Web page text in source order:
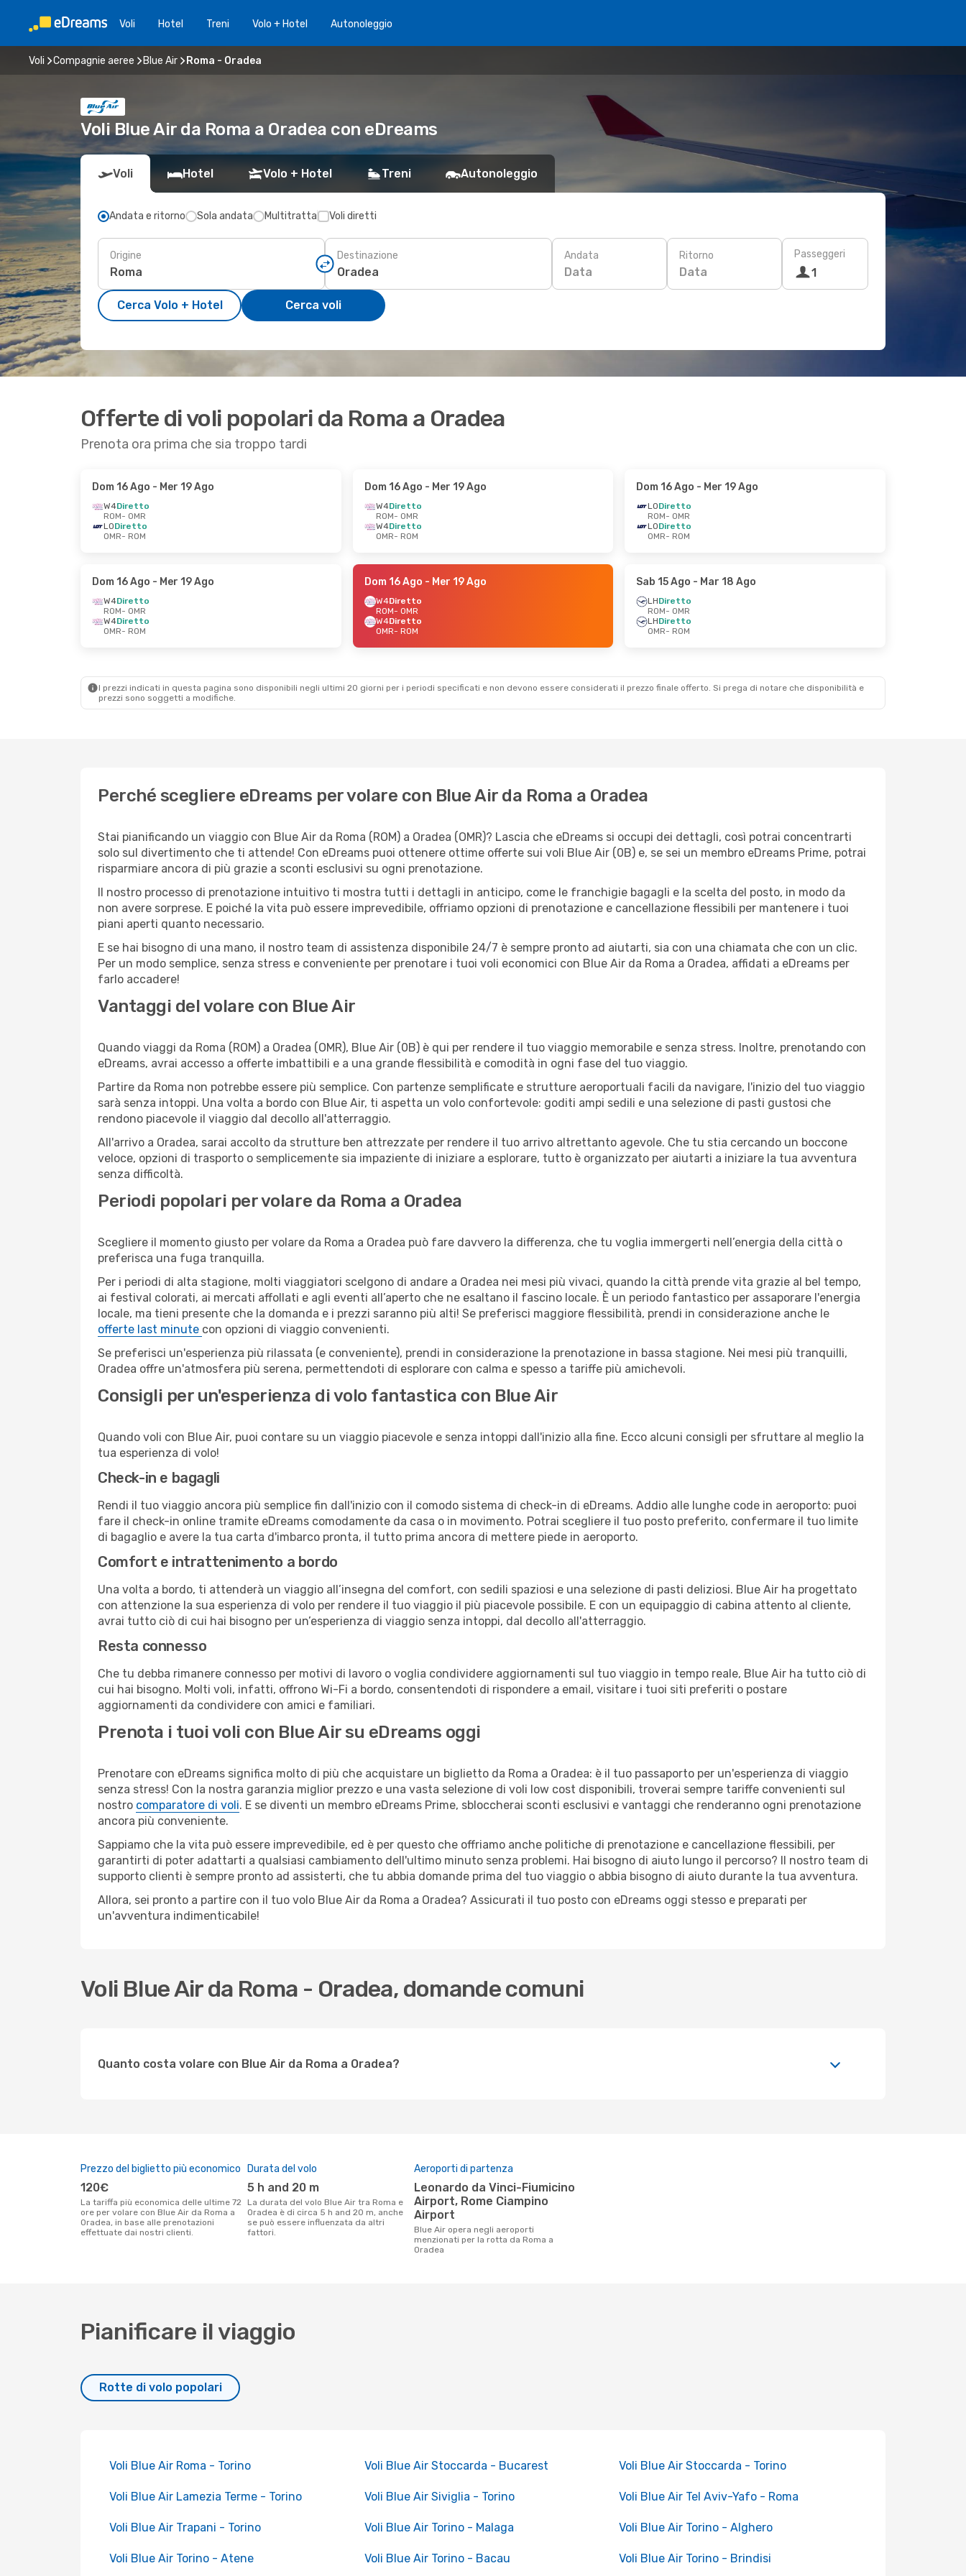
Voli Hotel Treni Volo + Hotel Autonoleggio
Voli Compagnie aeree Blue Air Roma - Oradea
Voli Blue Air da Roma a Oradea con eDreams
Voli Hotel Volo + Hotel Treni Autonoleggio
Andata e ritorno Sola andata Multitratta Voli diretti
Origine Destinazione Andata
Data
Ritorno
Data
Passeggeri
1
Cerca Volo + Hotel Cerca voli
Offerte di voli popolari da Roma a Oradea
Prenota ora prima che sia troppo tardi
Dom 16 Ago - Mer 19 Ago
W4Diretto
ROM- OMR
LODiretto
OMR- ROM
Dom 16 Ago - Mer 19 Ago
W4Diretto
ROM- OMR
W4Diretto
OMR- ROM
Dom 16 Ago - Mer 19 Ago
LODiretto
ROM- OMR
LODiretto
OMR- ROM
Dom 16 Ago - Mer 19 Ago
W4Diretto
ROM- OMR
W4Diretto
OMR- ROM
Dom 16 Ago - Mer 19 Ago
W4Diretto
ROM- OMR
W4Diretto
OMR- ROM
Sab 15 Ago - Mar 18 Ago
LHDiretto
ROM- OMR
LHDiretto
OMR- ROM
I prezzi indicati in questa pagina sono disponibili negli ultimi 20 giorni per i periodi specificati e non devono essere considerati il ​​prezzo finale offerto. Si prega di notare che disponibilità e
prezzi sono soggetti a modifiche.
Perché scegliere eDreams per volare con Blue Air da Roma a Oradea
Stai pianificando un viaggio con Blue Air da Roma (ROM) a Oradea (OMR)? Lascia che eDreams si occupi dei dettagli, così potrai concentrarti
solo sul divertimento che ti attende! Con eDreams puoi ottenere ottime offerte sui voli Blue Air (0B) e, se sei un membro eDreams Prime, potrai
risparmiare ancora di più grazie a sconti esclusivi su ogni prenotazione.
Il nostro processo di prenotazione intuitivo ti mostra tutti i dettagli in anticipo, come le franchigie bagagli e la scelta del posto, in modo da
non avere sorprese. E poiché la vita può essere imprevedibile, offriamo opzioni di prenotazione e cancellazione flessibili per mantenere i tuoi
piani aperti quanto necessario.
E se hai bisogno di una mano, il nostro team di assistenza disponibile 24/7 è sempre pronto ad aiutarti, sia con una chiamata che con un clic.
Per un modo semplice, senza stress e conveniente per prenotare i tuoi voli economici con Blue Air da Roma a Oradea, affidati a eDreams per
farlo accadere!
Vantaggi del volare con Blue Air
Quando viaggi da Roma (ROM) a Oradea (OMR), Blue Air (0B) è qui per rendere il tuo viaggio memorabile e senza stress. Inoltre, prenotando con
eDreams, avrai accesso a offerte imbattibili e a una grande flessibilità e comodità in ogni fase del tuo viaggio.
Partire da Roma non potrebbe essere più semplice. Con partenze semplificate e strutture aeroportuali facili da navigare, l'inizio del tuo viaggio
sarà senza intoppi. Una volta a bordo con Blue Air, ti aspetta un volo confortevole: goditi ampi sedili e una selezione di pasti gustosi che
rendono piacevole il viaggio dal decollo all'atterraggio.
All'arrivo a Oradea, sarai accolto da strutture ben attrezzate per rendere il tuo arrivo altrettanto agevole. Che tu stia cercando un boccone
veloce, opzioni di trasporto o semplicemente sia impaziente di iniziare a esplorare, tutto è organizzato per aiutarti a iniziare la tua avventura
senza difficoltà.
Periodi popolari per volare da Roma a Oradea
Scegliere il momento giusto per volare da Roma a Oradea può fare davvero la differenza, che tu voglia immergerti nell’energia della città o
preferisca una fuga tranquilla.
Per i periodi di alta stagione, molti viaggiatori scelgono di andare a Oradea nei mesi più vivaci, quando la città prende vita grazie al bel tempo,
ai festival colorati, ai mercati affollati e agli eventi all’aperto che ne esaltano il fascino locale. È un periodo fantastico per assaporare l'energia
locale, ma tieni presente che la domanda e i prezzi saranno più alti! Se preferisci maggiore flessibilità, prendi in considerazione anche le
offerte last minute con opzioni di viaggio convenienti.
Se preferisci un'esperienza più rilassata (e conveniente), prendi in considerazione la prenotazione in bassa stagione. Nei mesi più tranquilli,
Oradea offre un'atmosfera più serena, permettendoti di esplorare con calma e spesso a tariffe più amichevoli.
Consigli per un'esperienza di volo fantastica con Blue Air
Quando voli con Blue Air, puoi contare su un viaggio piacevole e senza intoppi dall'inizio alla fine. Ecco alcuni consigli per sfruttare al meglio la
tua esperienza di volo!
Check-in e bagagli
Rendi il tuo viaggio ancora più semplice fin dall'inizio con il comodo sistema di check-in di eDreams. Addio alle lunghe code in aeroporto: puoi
fare il check-in online tramite eDreams comodamente da casa o in movimento. Potrai scegliere il tuo posto preferito, confermare il tuo limite
di bagaglio e avere la tua carta d'imbarco pronta, il tutto prima ancora di mettere piede in aeroporto.
Comfort e intrattenimento a bordo
Una volta a bordo, ti attenderà un viaggio all’insegna del comfort, con sedili spaziosi e una selezione di pasti deliziosi. Blue Air ha progettato
con attenzione la sua esperienza di volo per rendere il tuo viaggio il più piacevole possibile. E con un equipaggio di cabina attento al cliente,
avrai tutto ciò di cui hai bisogno per un’esperienza di viaggio senza intoppi, dal decollo all'atterraggio.
Resta connesso
Che tu debba rimanere connesso per motivi di lavoro o voglia condividere aggiornamenti sul tuo viaggio in tempo reale, Blue Air ha tutto ciò di
cui hai bisogno. Molti voli, infatti, offrono Wi-Fi a bordo, consentendoti di rispondere a email, visitare i tuoi siti preferiti o postare
aggiornamenti da condividere con amici e familiari.
Prenota i tuoi voli con Blue Air su eDreams oggi
Prenotare con eDreams significa molto di più che acquistare un biglietto da Roma a Oradea: è il tuo passaporto per un'esperienza di viaggio
senza stress! Con la nostra garanzia miglior prezzo e una vasta selezione di voli low cost disponibili, troverai sempre tariffe convenienti sul
nostro comparatore di voli. E se diventi un membro eDreams Prime, sbloccherai sconti esclusivi e vantaggi che renderanno ogni prenotazione
ancora più conveniente.
Sappiamo che la vita può essere imprevedibile, ed è per questo che offriamo anche politiche di prenotazione e cancellazione flessibili, per
garantirti di poter adattarti a qualsiasi cambiamento dell'ultimo minuto senza problemi. Hai bisogno di aiuto lungo il percorso? Il nostro team di
supporto clienti è sempre pronto ad assisterti, che tu abbia domande prima del tuo viaggio o abbia bisogno di aiuto durante la tua avventura.
Allora, sei pronto a partire con il tuo volo Blue Air da Roma a Oradea? Assicurati il tuo posto con eDreams oggi stesso e preparati per
un'avventura indimenticabile!
Voli Blue Air da Roma - Oradea, domande comuni
Quanto costa volare con Blue Air da Roma a Oradea?
Prezzo del biglietto più economico
120€
La tariffa più economica delle ultime 72
ore per volare con Blue Air da Roma a
Oradea, in base alle prenotazioni
effettuate dai nostri clienti.
Durata del volo
5 h and 20 m
La durata del volo Blue Air tra Roma e
Oradea è di circa 5 h and 20 m, anche
se può essere influenzata da altri
fattori.
Aeroporti di partenza
Leonardo da Vinci-Fiumicino
Airport, Rome Ciampino
Airport
Blue Air opera negli aeroporti
menzionati per la rotta da Roma a
Oradea
Pianificare il viaggio
Rotte di volo popolari
Voli Blue Air Roma - Torino Voli Blue Air Stoccarda - Bucarest Voli Blue Air Stoccarda - Torino
Voli Blue Air Lamezia Terme - Torino Voli Blue Air Siviglia - Torino Voli Blue Air Tel Aviv-Yafo - Roma
Voli Blue Air Trapani - Torino Voli Blue Air Torino - Malaga Voli Blue Air Torino - Alghero
Voli Blue Air Torino - Atene Voli Blue Air Torino - Bacau Voli Blue Air Torino - Brindisi